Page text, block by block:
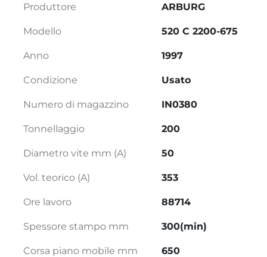
Produttore ARBURG
Modello 520 C 2200-675
Anno 1997
Condizione Usato
Numero di magazzino IN0380
Tonnellaggio 200
Diametro vite mm (A) 50
Vol. teorico (A) 353
Ore lavoro 88714
Spessore stampo mm 300(min)
Corsa piano mobile mm 650